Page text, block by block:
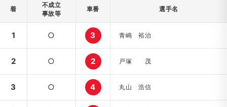
着
不成立
事故等
車番 選手名
1 ○ 3 青嶋 裕治
2 ○ 2 戸塚 茂
3 ○ 4 丸山 浩信